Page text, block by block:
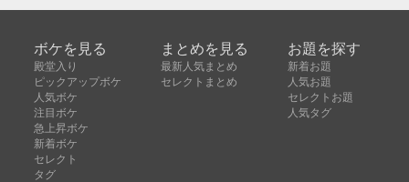
ボケを見る
殿堂入り
ピックアップボケ
人気ボケ
注目ボケ
急上昇ボケ
新着ボケ
セレクト
タグ
まとめを見る
最新人気まとめ
セレクトまとめ
お題を探す
新着お題
人気お題
セレクトお題
人気タグ